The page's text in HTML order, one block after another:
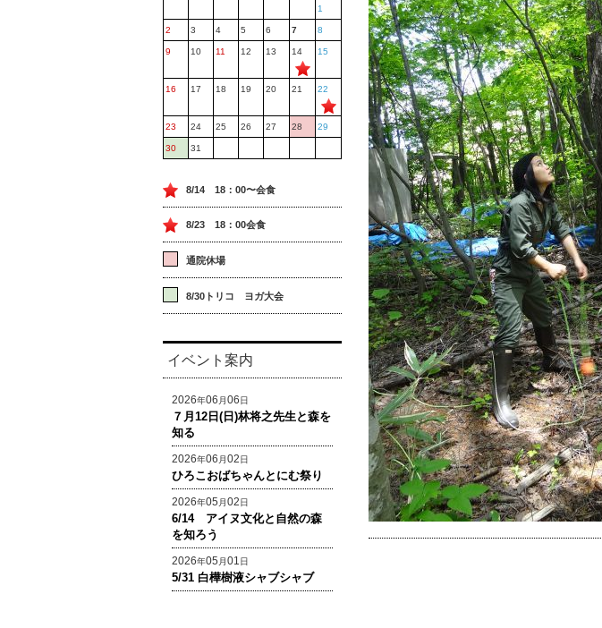
1
2 3 4 5 6 7 8
9 10 11 12 13 14 15
16 17 18 19 20 21 22
23 24 25 26 27 28 29
30 31
8/14 18：00〜会食
8/23 18：00会食
通院休場
8/30トリコ ヨガ大会
イベント案内
2026年06 月06日
７月12日(日)林将之先生と森を
知る
2026年06 月02日
ひろこおばちゃんとにむ祭り
2026年05 月02日
6/14 アイヌ文化と自然の森
を知ろう
2026年05 月01日
5/31 白樺樹液シャブシャブ